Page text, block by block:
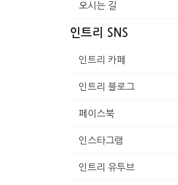
오시는 길
인트리 SNS
인트리 카페
인트리 블로그
페이스북
인스타그램
인트리 유투브